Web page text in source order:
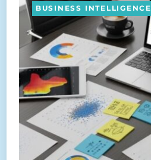
BUSINESS INTELLIGENCE